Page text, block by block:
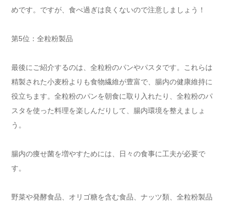
めです。ですが、食べ過ぎは良くないので注意しましょう！
第5位：全粒粉製品
最後にご紹介するのは、全粒粉のパンやパスタです。これらは
精製された小麦粉よりも食物繊維が豊富で、腸内の健康維持に
役立ちます。全粒粉のパンを朝食に取り入れたり、全粒粉のパ
スタを使った料理を楽しんだりして、腸内環境を整えましょ
う。
腸内の痩せ菌を増やすためには、日々の食事に工夫が必要で
す。
野菜や発酵食品、オリゴ糖を含む食品、ナッツ類、全粒粉製品